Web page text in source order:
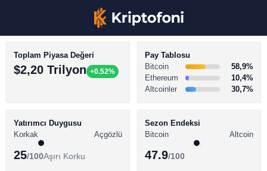
BİTCOİN HABERLERİ
ALTCOİN HABERLERİ
Toplam Piyasa Değeri
$2,20 Trilyon +0.52%
Pay Tablosu
Bitcoin
58,9%
Ethereum
10,4%
Altcoinler
30,7%
Yatırımcı Duygusu
Korkak
Açgözlü
25/100Aşırı Korku
Sezon Endeksi
Bitcoin
Altcoin
47.9/100